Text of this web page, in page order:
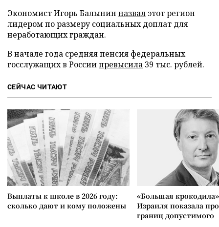
Экономист Игорь Балынин назвал этот регион
лидером по размеру социальных доплат для
неработающих граждан.
В начале года средняя пенсия федеральных
госслужащих в Россиипревысила 39 тыс. рублей.
СЕЙЧАС ЧИТАЮТ
Выплаты к школе в 2026 году:
сколько дают и кому положены
«Большая
Израиля показала
границ допустимого